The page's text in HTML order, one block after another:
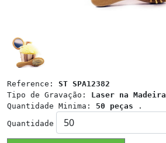
Reference: ST SPA12382
Tipo de Gravação: Laser na Madeira
Quantidade Minima: 50 peças .
Quantidade